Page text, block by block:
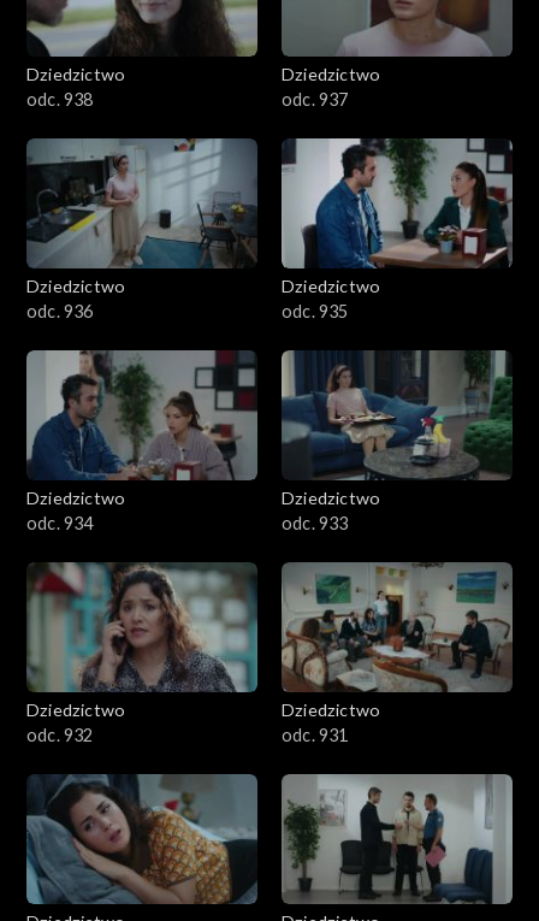
Dziedzictwo
odc. 938
Dziedzictwo
odc. 937
Dziedzictwo
odc. 936
Dziedzictwo
odc. 935
Dziedzictwo
odc. 934
Dziedzictwo
odc. 933
Dziedzictwo
odc. 932
Dziedzictwo
odc. 931